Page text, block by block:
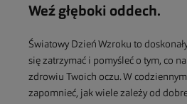
Weź głęboki oddech.
Światowy Dzień Wzroku to
się zatrzymać i pomyśleć o tym, co
zdrowiu Twoich oczu. W codziennym
zapomnieć, jak wiele zależy od